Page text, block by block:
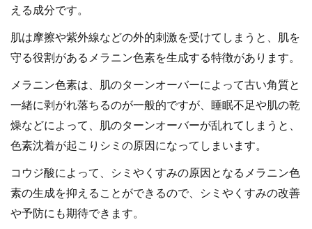
える成分です。
肌は摩擦や紫外線などの外的刺激を受けてしまうと、肌を
守る役割があるメラニン色素を生成する特徴があります。
メラニン色素は、肌のターンオーバーによって古い角質と
一緒に剥がれ落ちるのが一般的ですが、睡眠不足や肌の乾
燥などによって、肌のターンオーバーが乱れてしまうと、
色素沈着が起こりシミの原因になってしまいます。
コウジ酸によって、シミやくすみの原因となるメラニン色
素の生成を抑えることができるので、シミやくすみの改善
や予防にも期待できます。